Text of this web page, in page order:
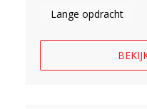
Lange opdracht